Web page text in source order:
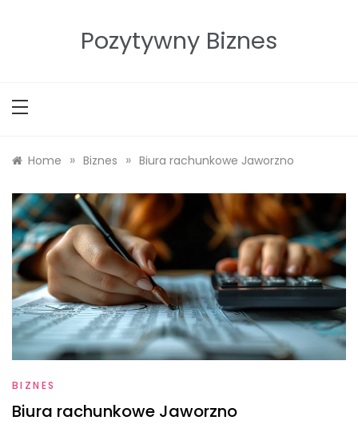
Pozytywny Biznes
Home » Biznes » Biura rachunkowe Jaworzno
BIZNES
Biura rachunkowe Jaworzno